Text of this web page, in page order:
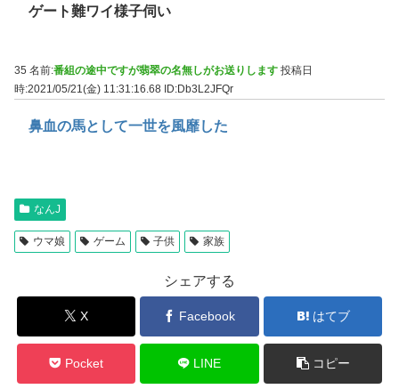
ゲート難ワイ様子伺い
35 名前:番組の途中ですが翡翠の名無しがお送りします 投稿日
時:2021/05/21(金) 11:31:16.68 ID:Db3L2JFQr
鼻血の馬として一世を風靡した
なんJ
ウマ娘 ゲーム 子供 家族
シェアする
X Facebook はてブ
Pocket LINE コピー